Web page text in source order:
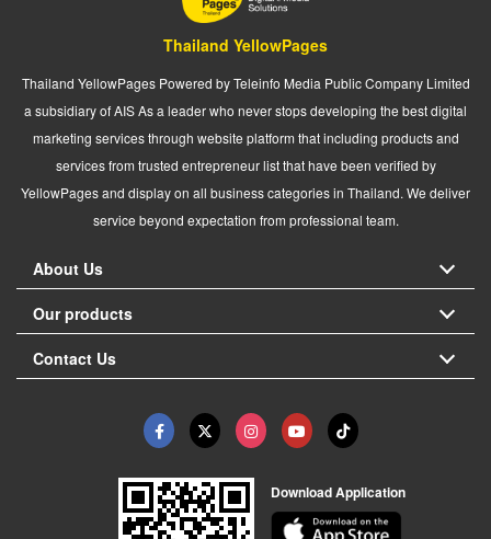
Thailand YellowPages
Thailand YellowPages Powered by Teleinfo Media Public Company Limited
a subsidiary of AIS As a leader who never stops developing the best digital
marketing services through website platform that including products and
services from trusted entrepreneur list that have been verified by
YellowPages and display on all business categories in Thailand. We deliver
service beyond expectation from professional team.
About Us
Our products
Contact Us
Download Application